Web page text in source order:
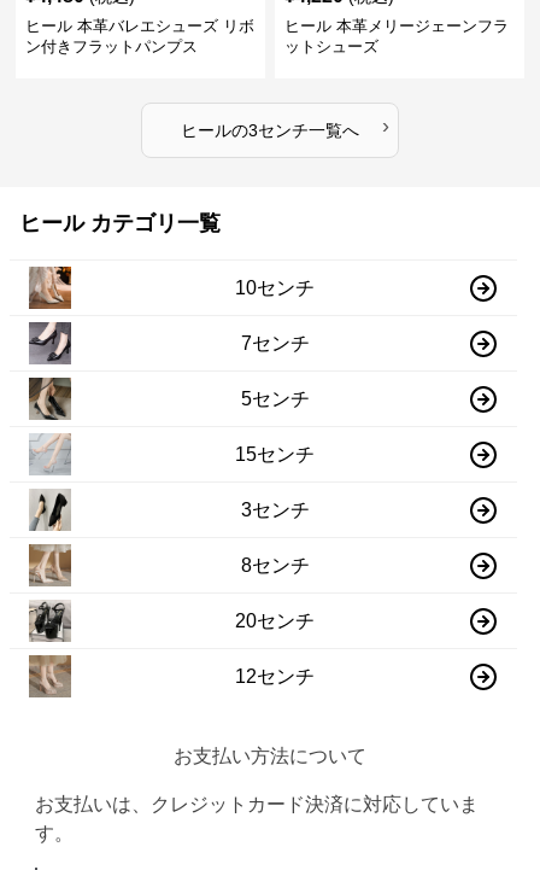
ヒール 本革バレエシューズ リボ
ン付きフラットパンプス
ヒール 本革メリージェーンフラ
ットシューズ
ヒールの3センチ一覧へ ›
ヒール カテゴリ一覧
10センチ
7センチ
5センチ
15センチ
3センチ
8センチ
20センチ
12センチ
お支払い方法について
お支払いは、クレジットカード決済に対応していま
す。